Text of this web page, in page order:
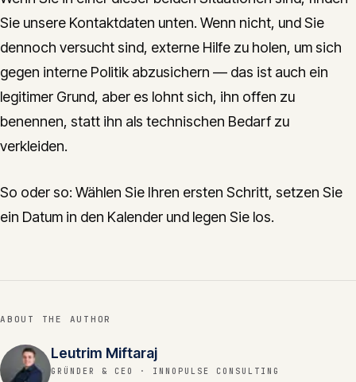
Sie unsere Kontaktdaten unten. Wenn nicht, und Sie
dennoch versucht sind, externe Hilfe zu holen, um sich
gegen interne Politik abzusichern — das ist auch ein
legitimer Grund, aber es lohnt sich, ihn offen zu
benennen, statt ihn als technischen Bedarf zu
verkleiden.
So oder so: Wählen Sie Ihren ersten Schritt, setzen Sie
ein Datum in den Kalender und legen Sie los.
ABOUT THE AUTHOR
Leutrim Miftaraj
GRÜNDER & CEO · INNOPULSE CONSULTING